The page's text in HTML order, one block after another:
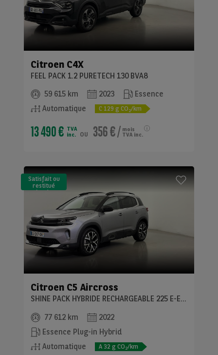
Citroen C4X
FEEL PACK 1.2 PURETECH 130 BVA8
59 615 km
2023
Essence
Automatique
C 129 g CO2/km
13 490 € TVA
inc.
ou 356 €/ mois
TVA inc.
Satisfait ou
restitué
(LLD)*
Citroen C5 Aircross
SHINE PACK HYBRIDE RECHARGEABLE 225 E-EAT8
77 612 km
2022
Essence Plug-in Hybrid
Automatique
A 32 g CO2/km